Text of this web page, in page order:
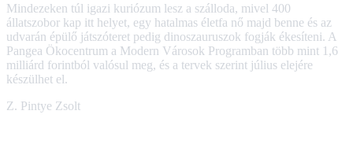
Mindezeken túl igazi kuriózum lesz a szálloda, mivel 400
állatszobor kap itt helyet, egy hatalmas életfa nő majd benne és az
udvarán épülő játszóteret pedig dinoszauruszok fogják ékesíteni. A
Pangea Ökocentrum a Modern Városok Programban több mint 1,6
milliárd forintból valósul meg, és a tervek szerint július elejére
készülhet el.
Z. Pintye Zsolt